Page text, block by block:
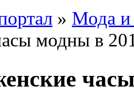
» Мода и
модны в